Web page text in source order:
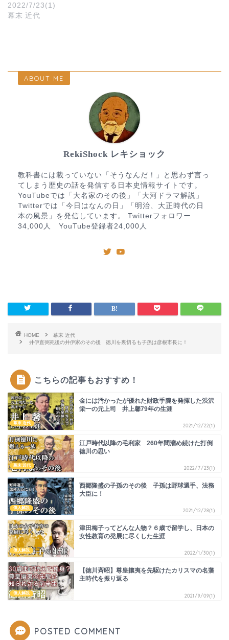
2022/7/23(1)
幕末 近代
ABOUT ME
RekiShock レキショック
教科書には載っていない「そうなんだ！」と思わず言っ
てしまう歴史の話を発信する日本史情報サイトです。
YouTubeでは「大名家のその後」「大河ドラマ解説」
Twitterでは「今日はなんの日」「明治、大正時代の日
本の風景」を発信しています。 Twitterフォロワー
34,000人 YouTube登録者24,000人
HOME
幕末 近代
井伊直弼死後の井伊家のその後 徳川を裏切るも子孫は彦根市長に！
こちらの記事もおすすめ！
幕末 近代
金には汚かったが優れた財政手腕を発揮した渋沢
栄一の元上司 井上馨79年の生涯
2021/12/22(1)
幕末 近代
江戸時代以降の毛利家 260年間溜め続けた打倒
徳川の思い
2022/7/23(1)
偉人解説
西郷隆盛の子孫のその後 子孫は野球選手、法務
大臣に！
2021/12/28(1)
偉人解説
津田梅子ってどんな人物？６歳で留学し、日本の
女性教育の発展に尽くした生涯
2022/1/30(1)
偉人解説
【徳川斉昭】尊皇攘夷を先駆けたカリスマの名藩
主時代を振り返る
2021/9/09(1)
POSTED COMMENT